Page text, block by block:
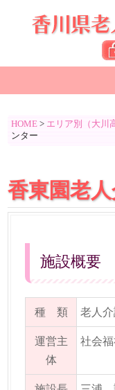
HOME > エリア別（大川
ンター
香東園老
施設概要
種 類 老人
運営主
体
社会